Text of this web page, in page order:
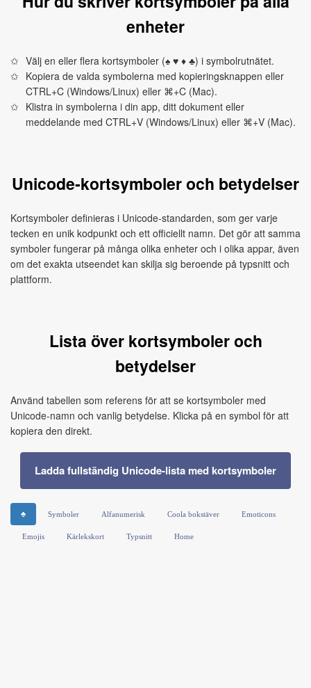
enheter
Välj en eller flera kortsymboler (♠ ♥ ♦ ♣) i symbolrutnätet.
Kopiera de valda symbolerna med kopieringsknappen eller
CTRL+C (Windows/Linux) eller ⌘+C (Mac).
Klistra in symbolerna i din app, ditt dokument eller
meddelande med CTRL+V (Windows/Linux) eller ⌘+V (Mac).
Unicode‑kortsymboler och betydelser
Kortsymboler definieras i Unicode‑standarden, som ger varje
tecken en unik kodpunkt och ett officiellt namn. Det gör att samma
symboler fungerar på många olika enheter och i olika appar, även
om det exakta utseendet kan skilja sig beroende på typsnitt och
plattform.
Lista över kortsymboler och
betydelser
Använd tabellen som referens för att se kortsymboler med
Unicode-namn och vanlig betydelse. Klicka på en symbol för att
kopiera den direkt.
Ladda fullständig Unicode-lista med kortsymboler
♣ Symboler Alfanumerisk Coola bokstäver Emoticons
Emojis Kärlekskort Typsnitt Home